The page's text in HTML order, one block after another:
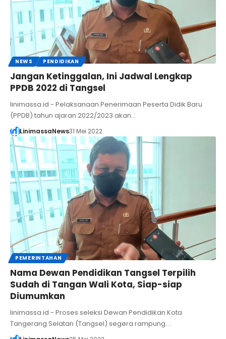
NEWS PENDIDIKAN
Jangan Ketinggalan, Ini Jadwal Lengkap
PPDB 2022 di Tangsel
linimassa.id - Pelaksanaan Penerimaan Peserta Didik Baru
(PPDB) tahun ajaran 2022/2023 akan…
LinimassaNews31 Mei 2022
PEMERINTAHAN
Nama Dewan Pendidikan Tangsel Terpilih
Sudah di Tangan Wali Kota, Siap-siap
Diumumkan
linimassa.id - Proses seleksi Dewan Pendidikan Kota
Tangerang Selatan (Tangsel) segera rampung.…